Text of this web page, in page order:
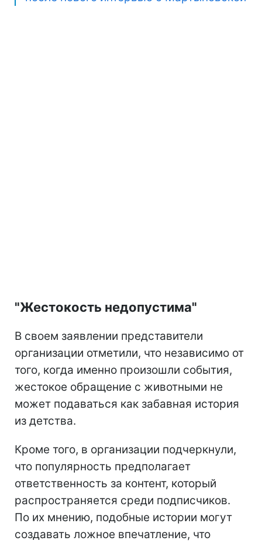
"Жестокость недопустима"
В своем заявлении представители
организации отметили, что независимо от
того, когда именно произошли события,
жестокое обращение с животными не
может подаваться как забавная история
из детства.
Кроме того, в организации подчеркнули,
что популярность предполагает
ответственность за контент, который
распространяется среди подписчиков.
По их мнению, подобные истории могут
создавать ложное впечатление, что